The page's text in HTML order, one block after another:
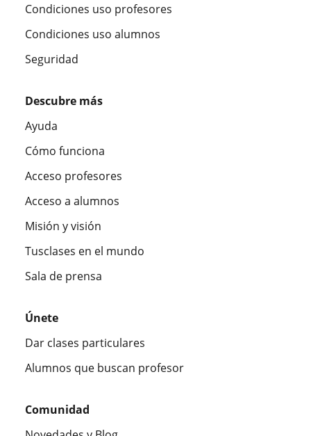
Condiciones uso profesores
Condiciones uso alumnos
Seguridad
Descubre más
Ayuda
Cómo funciona
Acceso profesores
Acceso a alumnos
Misión y visión
Tusclases en el mundo
Sala de prensa
Únete
Dar clases particulares
Alumnos que buscan profesor
Comunidad